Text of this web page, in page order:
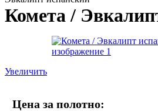
Комета /
Увеличить
Цена за полотно: